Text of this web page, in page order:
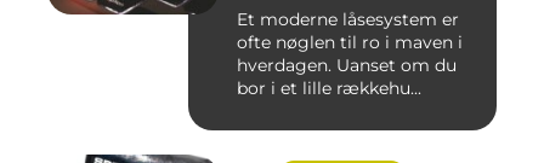
Et moderne låsesystem er
ofte nøglen til ro i maven i
hverdagen. Uanset om du
bor i et lille rækkehu...